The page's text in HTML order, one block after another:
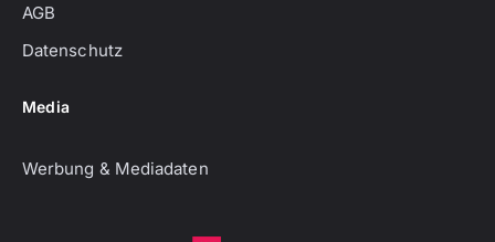
AGB
Datenschutz
Media
Werbung & Mediadaten